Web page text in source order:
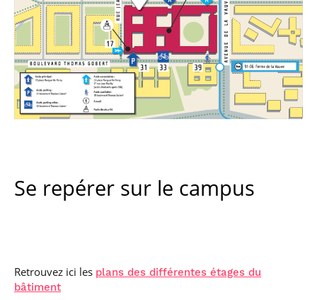
Se repérer sur le campus
Retrouvez ici les plans des différentes étages du
bâtiment